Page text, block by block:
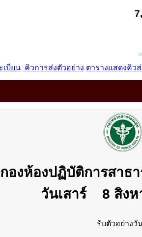
กองห้องปฏิบัติการสาธ
วันเสาร์
8 สิง
รับตัวอย่างวั